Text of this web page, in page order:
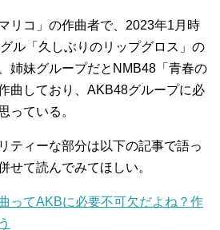
リコ」の作曲者で、2023年1月時
ル「久しぶりのリップグロス」の
姉妹グループだとNMB48「青春の
曲しており、AKB48グループに必
っている。
ティーな部分は以下の記事で語っ
せて読んでみてほしい。
ってAKBに必要不可欠だよね？作